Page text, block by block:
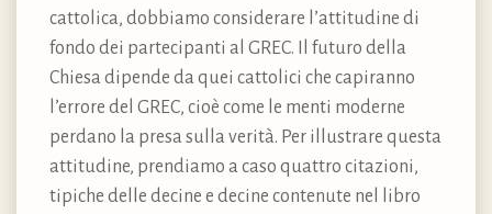
cattolica, dobbiamo considerare l’attitudine di
fondo dei partecipanti al GREC. Il futuro della
Chiesa dipende da quei cattolici che capiranno
l’errore del GREC, cioè come le menti moderne
perdano la presa sulla verità. Per illustrare questa
attitudine, prendiamo a caso quattro citazioni,
tipiche delle decine e decine contenute nel libro